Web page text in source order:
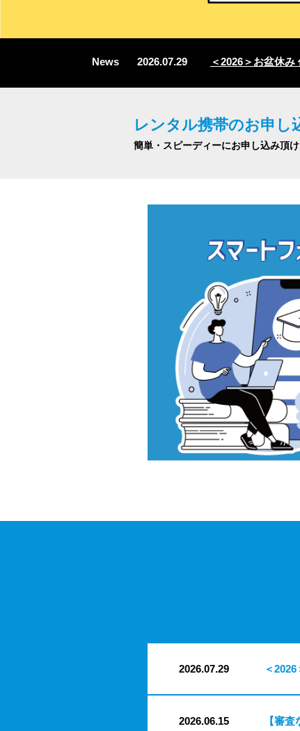
News 2026.07.29 ＜2026＞お盆休み
レンタル携帯のお申し
簡単・スピーディーにお申し込み頂け
2026.07.29 ＜
2026.06.15 【審